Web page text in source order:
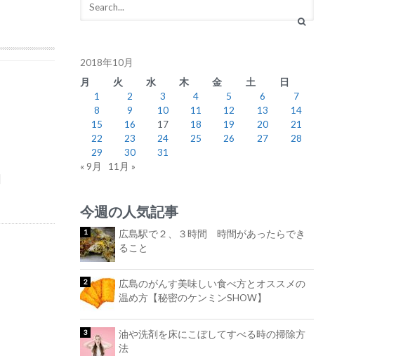
2018年10月
月
火 水 木 金 土
日
1
2 3 4 5 6
7
8
9 10 11 12 13
14
15
16 17 18 19 20
21
22
23 24 25 26 27
28
29
30
31
« 9月
11月 »
今週の人気記事
広島駅で２、３時間 時間があったらでき
ること
広島のがんす美味しい食べ方とオススメの
温め方【秘密のケンミンSHOW】
油や洗剤を床にこぼしてすべる時の掃除方
法